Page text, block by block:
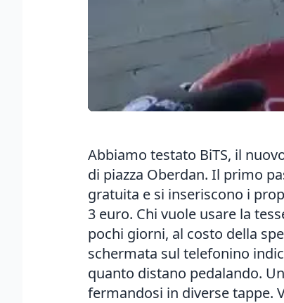
Abbiamo testato BiTS, il
di piazza Oberdan. Il primo
gratuita e si inseriscono i
3 euro. Chi vuole usare la
pochi giorni, al costo della
schermata sul telefonino
quanto distano pedalando.
fermandosi in diverse tappe.